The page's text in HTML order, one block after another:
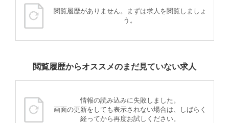
閲覧履歴がありません。まずは求人を閲覧しましょ
う。
閲覧履歴からオススメのまだ見ていない求人
情報の読み込みに失敗しました。
画面の更新をしても表示されない場合は、しばらく
経ってから再度お試しください。